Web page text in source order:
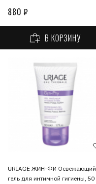
880 ₽
В КОРЗИНУ
URIAGE ЖИН-ФИ Освежающий
гель для интимной гигиены, 50